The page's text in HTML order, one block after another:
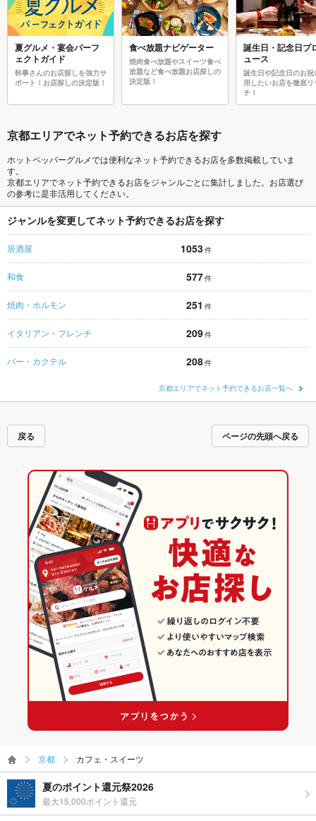
夏グルメ・宴会パーフ
ェクトガイド
幹事さんのお店探しを強力サ
ポート！お店探しの決定版！
食べ放題ナビゲーター
焼肉食べ放題やスイーツ食べ
放題など食べ放題お店探しの
決定版！
誕生日・記念日プ
ュース
誕生日や記念日のお祝
用したいお店を徹底リ
チ！
京都エリアでネット予約できるお店を探す
ホットペッパーグルメでは便利なネット予約できるお店を多数掲載していま
す。
京都エリアでネット予約できるお店をジャンルごとに集計しました。お店選び
の参考に是非活用してください。
ジャンルを変更してネット予約できるお店を探す
居酒屋 1053件
和食 577件
焼肉・ホルモン 251 件
イタリアン・フレンチ 209件
バー・カクテル 208件
京都エリアでネット予約できるお店一覧へ
戻る ページの先頭へ戻る
京都 カフェ・スイーツ
夏のポイント還元祭2026
最大15,000ポイント還元